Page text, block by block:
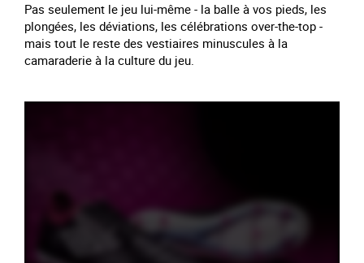
Pas seulement le jeu lui-même - la balle à vos pieds, les
plongées, les déviations, les célébrations over-the-top -
mais tout le reste des vestiaires minuscules à la
camaraderie à la culture du jeu.